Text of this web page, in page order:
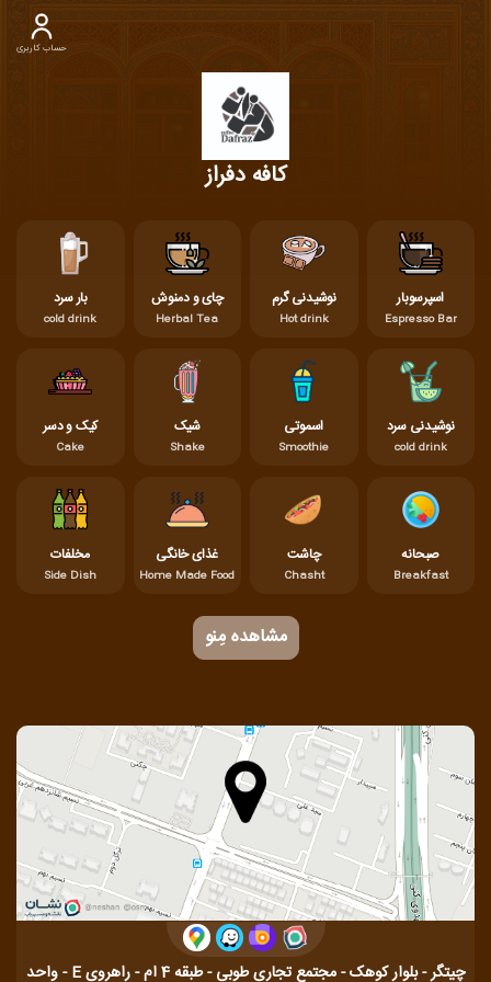
حساب کاربری
کافه دفراز
اسپرسوبار
Espresso Bar
نوشیدنی گرم
Hot drink
چای و دمنوش
Herbal Tea
بار سرد
cold drink
نوشیدنی سرد
cold drink
اسموتی
Smoothie
شیک
Shake
کیک و دسر
Cake
صبحانه
Breakfast
چاشت
Chasht
غذای خانگی
Home Made Food
مخلفات
Side Dish
مشاهده مِنو
چیتگر - بلوار کوهک - مجتمع تجاری طوبی - طبقه 4 ام - راهروی E - واحد